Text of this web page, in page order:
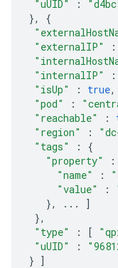
"uUID"
:
},
{
"externalIP"
:
"internalIP"
:
"isUp"
: true,
"pod"
:
"reachable"
:
"region"
:
"tags"
:
{
"property"
:
"name"
:
"value"
:
},
...
]
},
"type"
: [
"uUID"
:
} ]